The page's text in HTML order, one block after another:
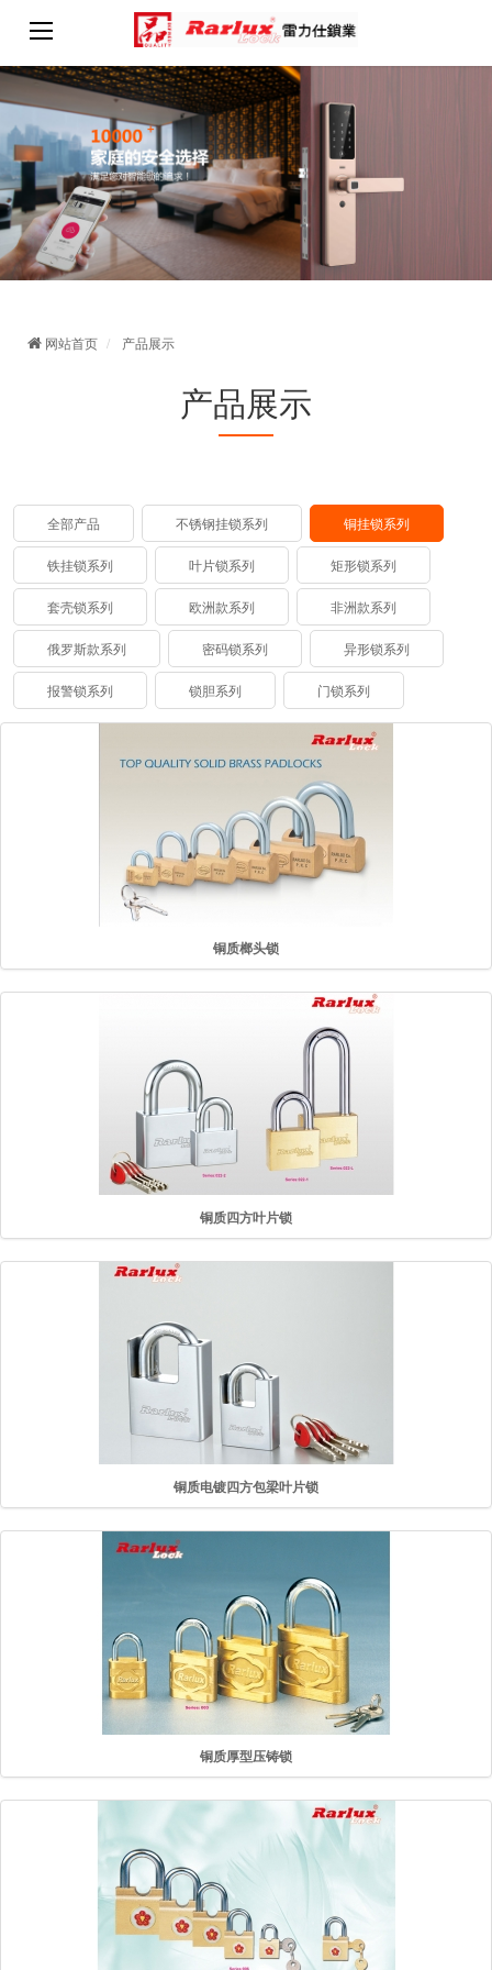
网站首页 产品展示
产品展示
全部产品 不锈钢挂锁系列 铜挂锁系列
铁挂锁系列 叶片锁系列 矩形锁系列
套壳锁系列 欧洲款系列 非洲款系列
俄罗斯款系列 密码锁系列 异形锁系列
报警锁系列 锁胆系列 门锁系列
铜质榔头锁
铜质四方叶片锁
铜质电镀四方包梁叶片锁
铜质厚型压铸锁